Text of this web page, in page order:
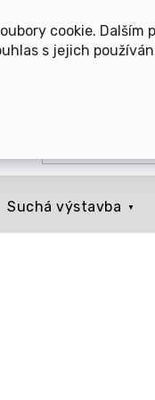
cookie. Dalším
s jejich
Suchá výstavba